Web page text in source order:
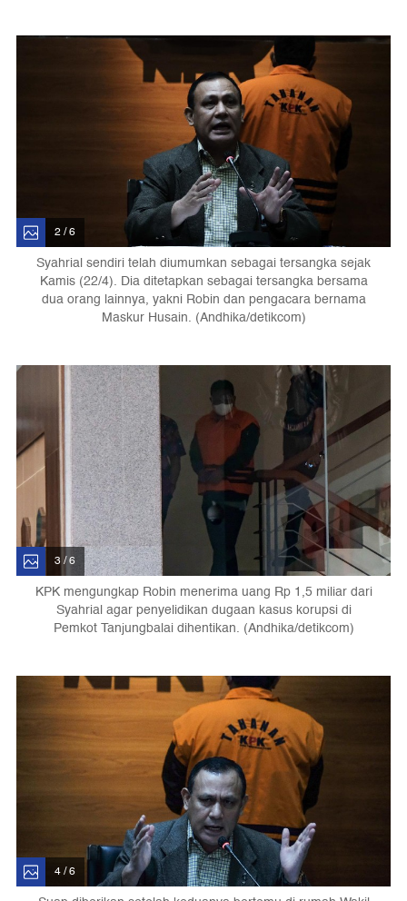
2 / 6
Syahrial sendiri telah diumumkan sebagai tersangka sejak
Kamis (22/4). Dia ditetapkan sebagai tersangka bersama
dua orang lainnya, yakni Robin dan pengacara bernama
Maskur Husain. (Andhika/detikcom)
3 / 6
KPK mengungkap Robin menerima uang Rp 1,5 miliar dari
Syahrial agar penyelidikan dugaan kasus korupsi di
Pemkot Tanjungbalai dihentikan. (Andhika/detikcom)
4 / 6